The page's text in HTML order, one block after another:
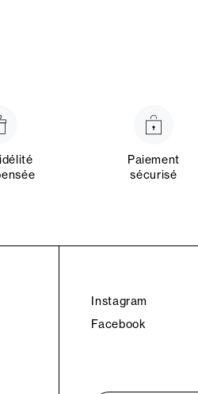
Paiement
sécurisé
Instagram
Facebook